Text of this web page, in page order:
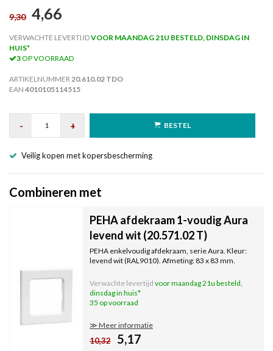
9,30 4,66
VERWACHTE LEVERTIJDVOOR MAANDAG 21U BESTELD, DINSDAG IN
HUIS*
3OP VOORRAAD
ARTIKELNUMMER20.610.02 TDO
EAN 4010105114515
- + BESTEL
Veilig kopen met kopersbescherming
Combineren met
PEHA afdekraam 1-voudig Aura
levend wit (20.571.02 T)
PEHA enkelvoudig afdekraam, serie Aura. Kleur:
levend wit (RAL9010). Afmeting: 83 x 83 mm.
Verwachte levertijd voor maandag 21u besteld,
dinsdag in huis*
35 op voorraad
≫ Meer informatie
10,32 5,17